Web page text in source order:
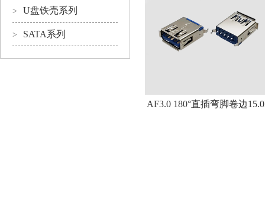
> U盘铁壳系列
> SATA系列
AF3.0 180°直插弯脚卷边